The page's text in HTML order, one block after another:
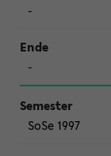
-
-
SoSe 1997